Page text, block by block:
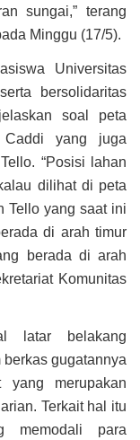
sungai,” terang
Minggu (17/5).
Universitas
bersolidaritas
soal peta
Caddi yang juga
“Posisi lahan
dilihat di peta
Tello yang saat ini
di arah timur
berada di arah
Komunitas
latar belakang
gugatannya
merupakan
Terkait hal itu
memodali para